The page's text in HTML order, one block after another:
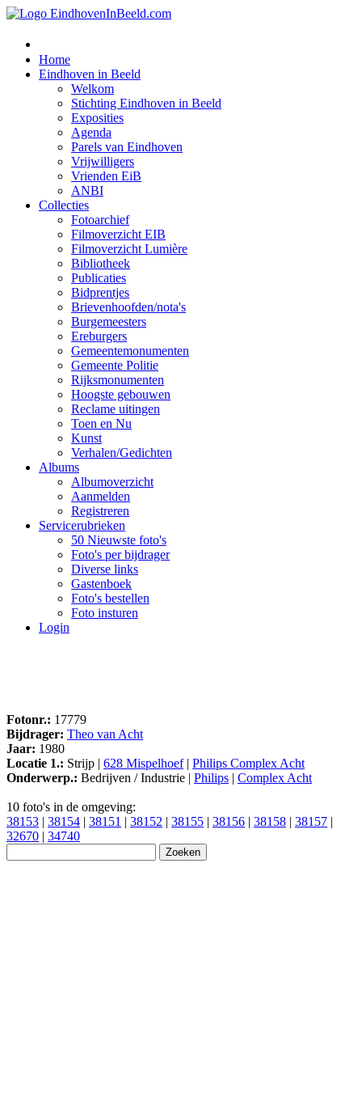
Home
Eindhoven in Beeld
Welkom
Stichting Eindhoven in Beeld
Exposities
Agenda
Parels van Eindhoven
Vrijwilligers
Vrienden EiB
ANBI
Collecties
Fotoarchief
Filmoverzicht EIB
Filmoverzicht Lumière
Bibliotheek
Publicaties
Bidprentjes
Brievenhoofden/nota's
Burgemeesters
Ereburgers
Gemeentemonumenten
Gemeente Politie
Rijksmonumenten
Hoogste gebouwen
Reclame uitingen
Toen en Nu
Kunst
Verhalen/Gedichten
Albums
Albumoverzicht
Aanmelden
Registreren
Servicerubrieken
50 Nieuwste foto's
Foto's per bijdrager
Diverse links
Gastenboek
Foto's bestellen
Foto insturen
Login
Fotonr.: 17779
Bijdrager: Theo van Acht
Jaar: 1980
Locatie 1.: Strijp | 628 Mispelhoef| Philips Complex Acht
Onderwerp.: Bedrijven / Industrie | Philips | Complex Acht
10 foto's in de omgeving:
38153 | 38154 | 38151 | 38152 | 38155 | 38156 | 38158 | 38157 |
32670 | 34740